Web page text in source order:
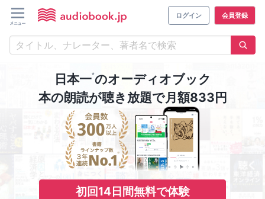
ログイン 会員登録
日本一※のオーディオブック
本の朗読が聴き放題で月額833円
初回14日間無料で体験